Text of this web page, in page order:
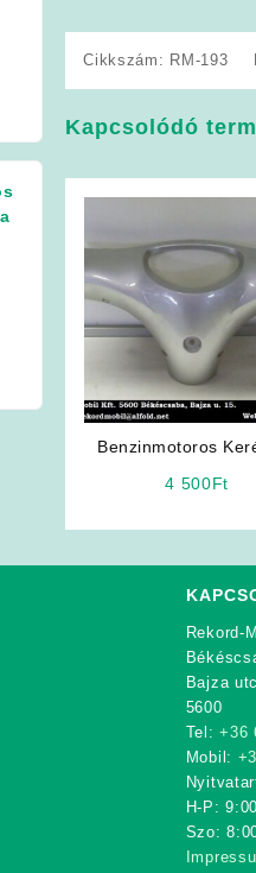
Cikkszám: RM-193
Kapcsolódó
Benzinmotoros
4 500Ft
Rekord-
Bajza
5600
Tel:+36
Mobil:
H-P:
Szo: